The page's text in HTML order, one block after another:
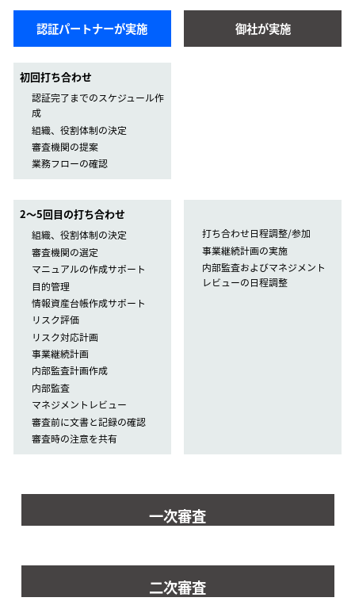
認証パートナーが実施 御社が実施
初回打ち合わせ
認証完了までのスケジュール作
成
組織、役割体制の決定
審査機関の提案
業務フローの確認
2〜5回目の打ち合わせ
組織、役割体制の決定
審査機関の選定
マニュアルの作成サポート
目的管理
情報資産台帳作成サポート
リスク評価
リスク対応計画
事業継続計画
内部監査計画作成
内部監査
マネジメントレビュー
審査前に文書と記録の確認
審査時の注意を共有
打ち合わせ日程調整/参加
事業継続計画の実施
内部監査およびマネジメント
レビューの日程調整
一次審査
二次審査